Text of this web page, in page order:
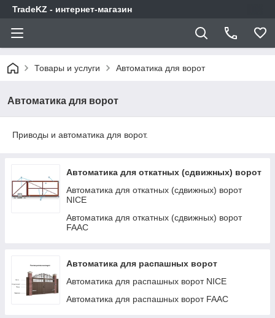
TradeKZ - интернет-магазин
Товары и услуги Автоматика для ворот
Автоматика для ворот
Приводы и автоматика для ворот.
Автоматика для откатных (сдвижных) ворот
Автоматика для откатных (сдвижных) ворот
NICE
Автоматика для откатных (сдвижных) ворот
FAAC
Автоматика для распашных ворот
Автоматика для распашных ворот NICE
Автоматика для распашных ворот FAAC